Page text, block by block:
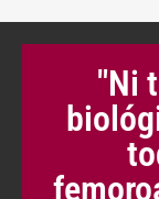
"Ni